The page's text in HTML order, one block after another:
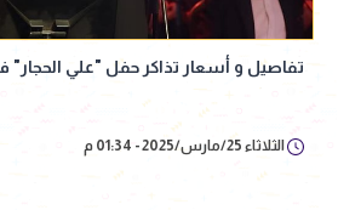
تفاصيل و أسعار تذاكر حفل "علي الحجار" في
الثلاثاء 25/مارس/2025 - 01:34 م